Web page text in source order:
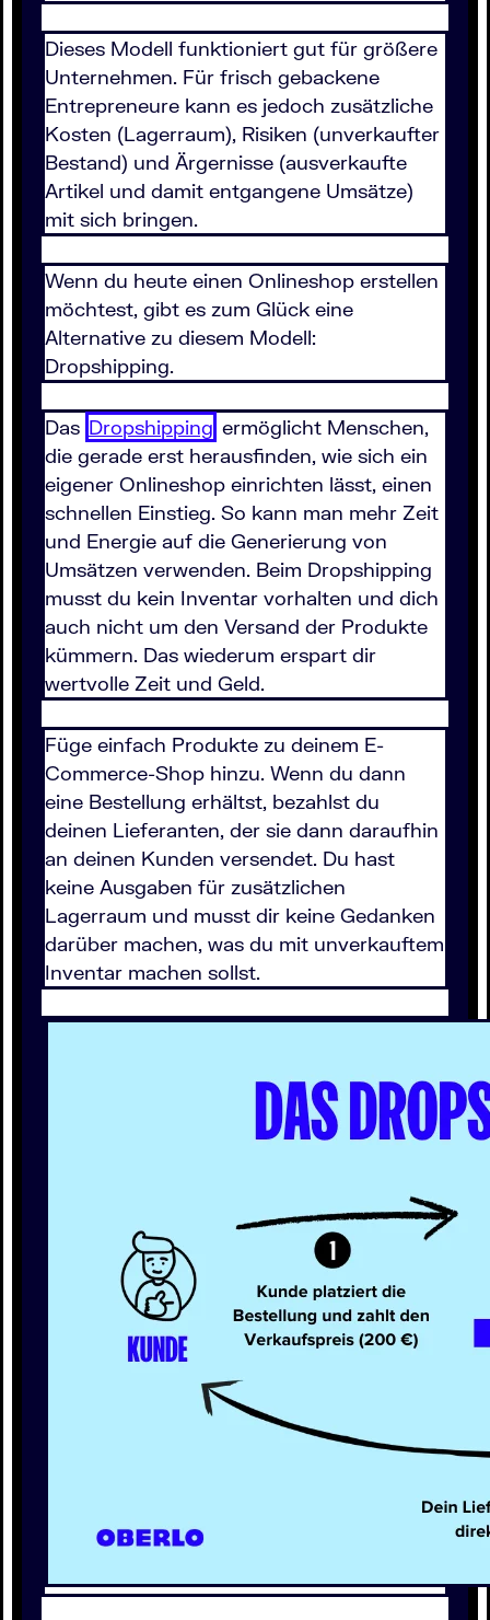
Dieses Modell funktioniert gut für größere
Unternehmen. Für frisch gebackene
Entrepreneure kann es jedoch zusätzliche
Kosten (Lagerraum), Risiken (unverkaufter
Bestand) und Ärgernisse (ausverkaufte
Artikel und damit entgangene Umsätze)
mit sich bringen.
Wenn du heute einen Onlineshop erstellen
möchtest, gibt es zum Glück eine
Alternative zu diesem Modell:
Dropshipping.
Das Dropshipping ermöglicht Menschen,
die gerade erst herausfinden, wie sich ein
eigener Onlineshop einrichten lässt, einen
schnellen Einstieg. So kann man mehr Zeit
und Energie auf die Generierung von
Umsätzen verwenden. Beim Dropshipping
musst du kein Inventar vorhalten und dich
auch nicht um den Versand der Produkte
kümmern. Das wiederum erspart dir
wertvolle Zeit und Geld.
Füge einfach Produkte zu deinem E-
Commerce-Shop hinzu. Wenn du dann
eine Bestellung erhältst, bezahlst du
deinen Lieferanten, der sie dann daraufhin
an deinen Kunden versendet. Du hast
keine Ausgaben für zusätzlichen
Lagerraum und musst dir keine Gedanken
darüber machen, was du mit unverkauftem
Inventar machen sollst.